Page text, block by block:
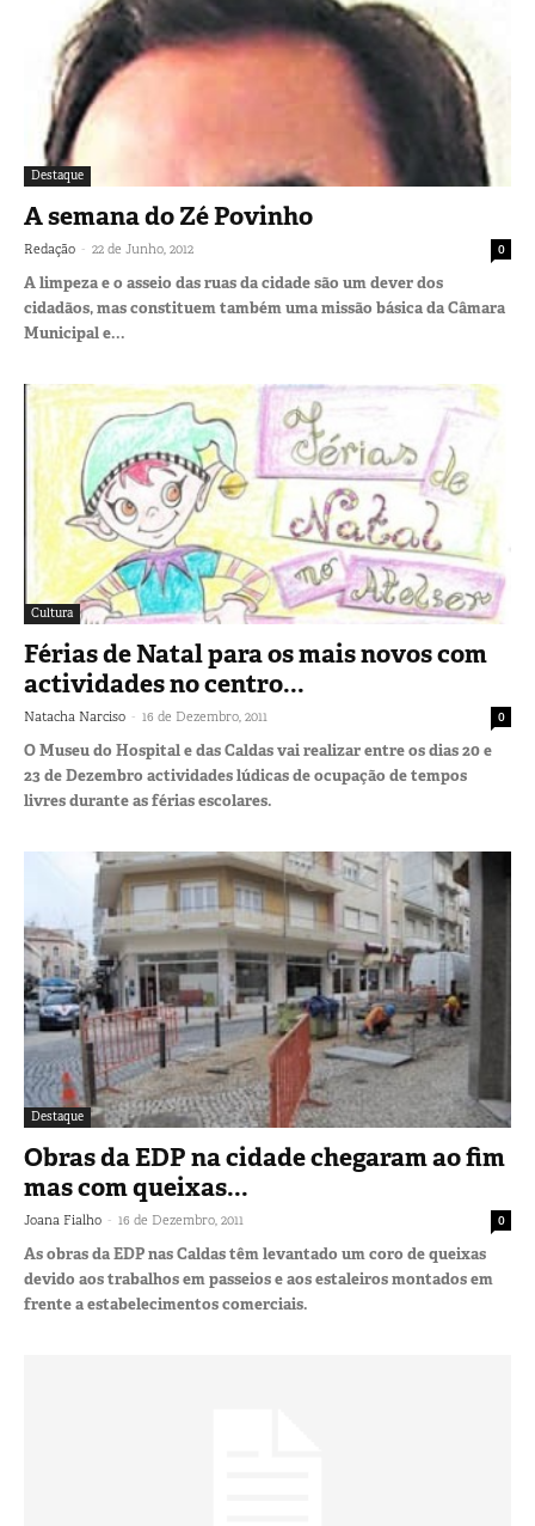
Destaque
A semana do Zé Povinho
Redação - 22 de Junho, 2012 0
A limpeza e o asseio das ruas da cidade são um dever dos
cidadãos, mas constituem também uma missão básica da Câmara
Municipal e...
Cultura
Férias de Natal para os mais novos com
actividades no centro...
Natacha Narciso - 16 de Dezembro, 2011 0
O Museu do Hospital e das Caldas vai realizar entre os dias 20 e
23 de Dezembro actividades lúdicas de ocupação de tempos
livres durante as férias escolares.
Destaque
Obras da EDP na cidade chegaram ao fim
mas com queixas...
Joana Fialho - 16 de Dezembro, 2011 0
As obras da EDP nas Caldas têm levantado um coro de queixas
devido aos trabalhos em passeios e aos estaleiros montados em
frente a estabelecimentos comerciais.